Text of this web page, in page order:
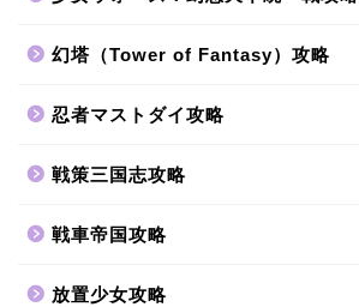
幻塔（Tower of Fantasy）攻略
忍者マストダイ攻略
戦策三国志攻略
戦車帝国攻略
放置少女攻略